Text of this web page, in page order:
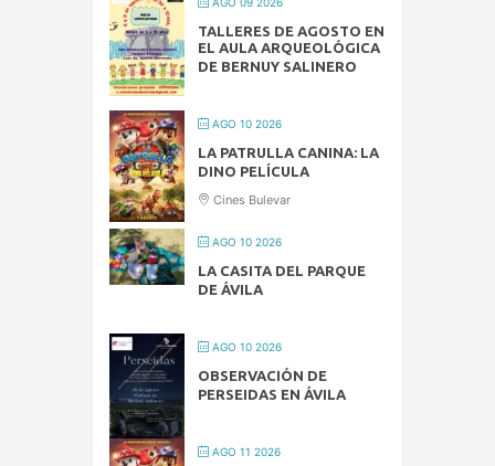
TALLERES DE AGOSTO EN
EL AULA ARQUEOLÓGICA
DE BERNUY SALINERO
AGO 10 2026
LA PATRULLA CANINA: LA
DINO PELÍCULA
Cines Bulevar
AGO 10 2026
LA CASITA DEL PARQUE
DE ÁVILA
AGO 10 2026
OBSERVACIÓN DE
PERSEIDAS EN ÁVILA
AGO 11 2026